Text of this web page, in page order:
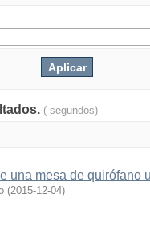
( segundos)
una mesa de quirófano
(2015-12-04)